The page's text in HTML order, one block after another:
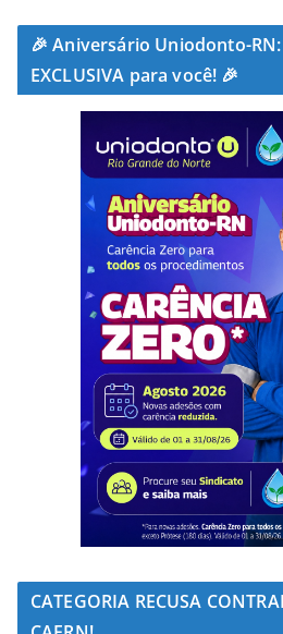
🎉 Aniversário Uniodonto-
EXCLUSIVA para você! 🎉
CATEGORIA RECUSA